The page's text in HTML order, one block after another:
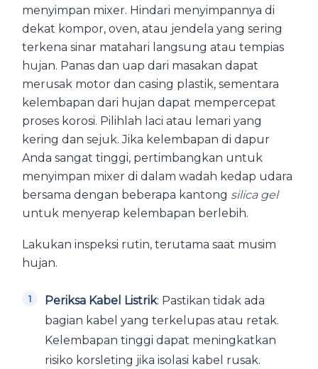
menyimpan mixer. Hindari menyimpannya di
dekat kompor, oven, atau jendela yang sering
terkena sinar matahari langsung atau tempias
hujan. Panas dan uap dari masakan dapat
merusak motor dan casing plastik, sementara
kelembapan dari hujan dapat mempercepat
proses korosi. Pilihlah laci atau lemari yang
kering dan sejuk. Jika kelembapan di dapur
Anda sangat tinggi, pertimbangkan untuk
menyimpan mixer di dalam wadah kedap udara
bersama dengan beberapa kantong silica gel
untuk menyerap kelembapan berlebih.
Lakukan inspeksi rutin, terutama saat musim
hujan.
Periksa Kabel Listrik: Pastikan tidak ada
bagian kabel yang terkelupas atau retak.
Kelembapan tinggi dapat meningkatkan
risiko korsleting jika isolasi kabel rusak.